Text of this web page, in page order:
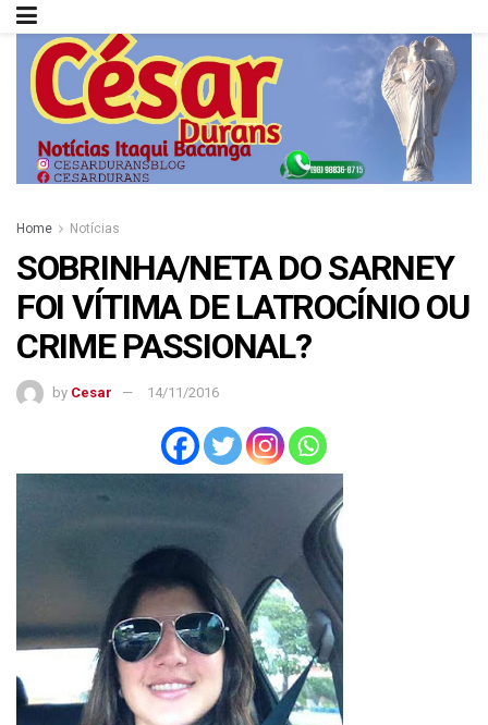
Home Notícias
SOBRINHA/NETA DO SARNEY
FOI VÍTIMA DE LATROCÍNIO OU
CRIME PASSIONAL?
by Cesar 14/11/2016